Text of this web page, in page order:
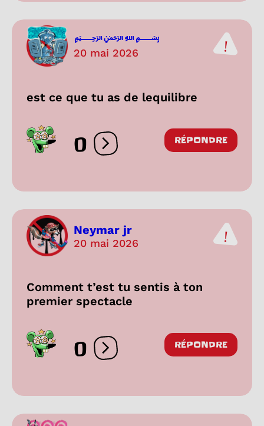
﷽
20 mai 2026
est ce que tu as de lequilibre
0 Ouvrir les réactions
RÉPONDRE
Neymar jr
20 mai 2026
Comment t’est tu sentis à ton
premier spectacle
0 Ouvrir les réactions
RÉPONDRE